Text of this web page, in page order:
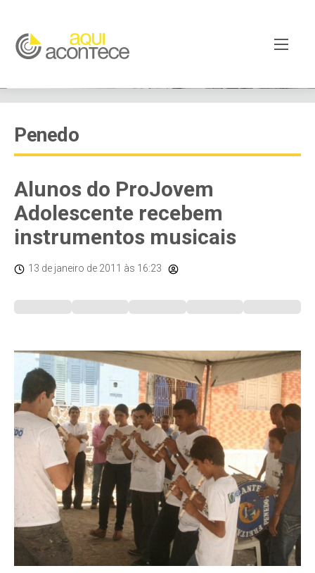
Penedo
Alunos do ProJovem
Adolescente recebem
instrumentos musicais
13 de janeiro de 2011 às 16:23